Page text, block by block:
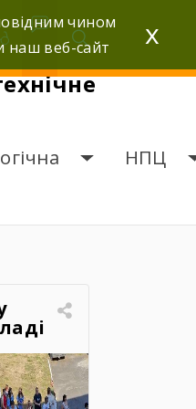
НПЦ
чином
наш веб-сайт
x